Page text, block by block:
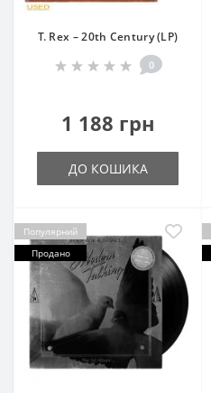
T. Rex – 20th Century (LP)
0
1 188 грн
ДО КОШИКА
Популярний
Продано